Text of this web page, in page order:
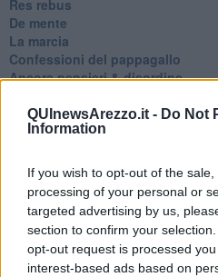
QUInewsArezzo.it - Do Not
Information
If you wish to opt-out of the
processing of your personal or
targeted advertising by us,
section to confirm your
opt-out request is processed
interest-based ads based on
Res rebus
De mente
La marcia
Confessioni del pappagallo
Ancora pensieri & disordine
Odi et amo
Pensieri in disordine sparso
La strada
Caso & cambiamento
Com'esuli pensieri
La trappola di Tucidide, o della
L'evoluzione umana
Ad Astra